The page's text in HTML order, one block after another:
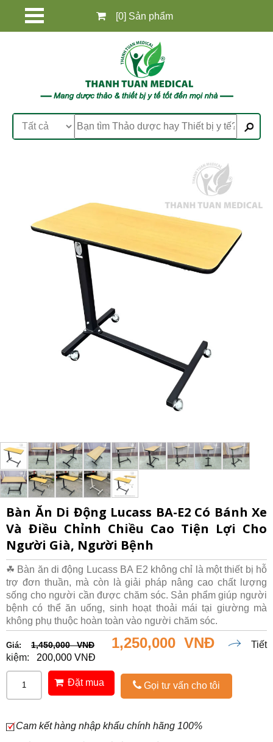
[0] Sản phẩm
Bàn Ăn Di Động Lucass BA-E2 Có Bánh Xe
Và Điều Chỉnh Chiều Cao Tiện Lợi Cho
Người Già, Người Bệnh
☘ Bàn ăn di động Lucass BA E2 không chỉ là một thiết bị hỗ
trợ đơn thuần, mà còn là giải pháp nâng cao chất lượng
sống cho người cần được chăm sóc. Sản phẩm giúp người
bệnh có thể ăn uống, sinh hoạt thoải mái tại giường mà
không phụ thuộc hoàn toàn vào người chăm sóc.
Giá: 1,450,000 VNĐ 1,250,000 VNĐ
Tiết
kiệm:
200,000 VNĐ
Đặt mua Gọi tư vấn cho tôi
Cam kết hàng nhập khẩu chính hãng 100%